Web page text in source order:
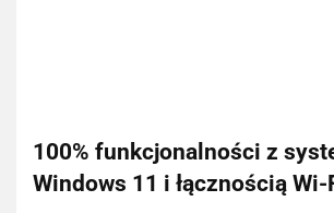
100% funkcjonalności z
Windows 11 i łącznością Wi-